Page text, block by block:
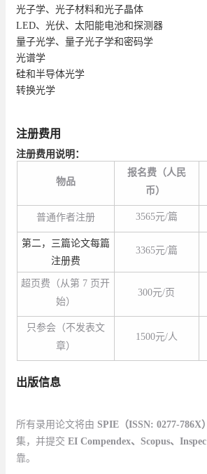
光子学、光子材料和光子晶体
LED、光伏、太阳能电池和探测器
量子光学、量子光子学和密码学
光谱学
硅和半导体光学
转换光学
注册费用
注册费用说明：
物品
报名费（人民
币）
普通作者注册 3565元/篇
第二，三篇论文每篇
注册费
3365元/篇
超页费（从第 7 页开
始）
300元/页
只参会（不发表文
章）
1500元/人
出版信息
所有录用论文将由 SPIE （ISSN: 0277-786X）
集，并提交 EI Compendex、Scopus、Inspec
靠。